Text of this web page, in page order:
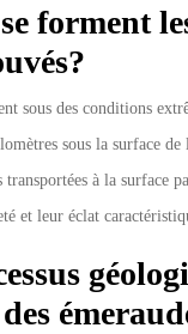
forment
sous des conditions
sous la surface de
à la surface
et leur éclat